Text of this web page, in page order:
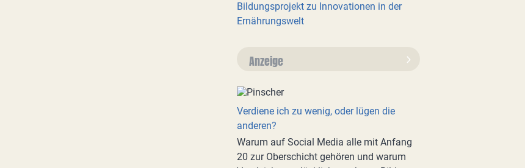
Bildungsprojekt zu Innovationen in der
Ernährungswelt
Anzeige
Verdiene ich zu wenig, oder lügen die
anderen?
Warum auf Social Media alle mit Anfang
20 zur Oberschicht gehören und warum